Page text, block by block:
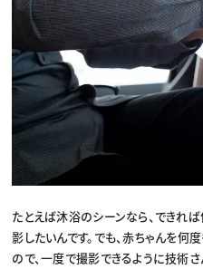
たとえば沐浴のシーンなら、できれ
影したいんです。でも、赤ちゃんを
ので、一度で撮影できるように技術さ